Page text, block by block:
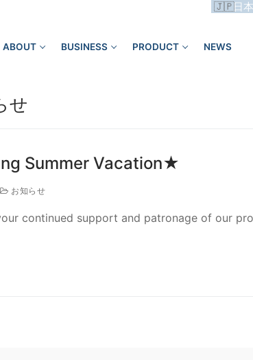
日
ABOUT BUSINESS PRODUCT NEWS
せ
Summer Vacation★
お知らせ
continued support and patronage of our